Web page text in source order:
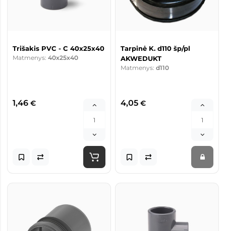
Trišakis PVC - C 40x25x40
Matmenys: 40x25x40
1,46 €
Tarpinė K. d110 šp/pl
AKWEDUKT
Matmenys: d110
4,05 €